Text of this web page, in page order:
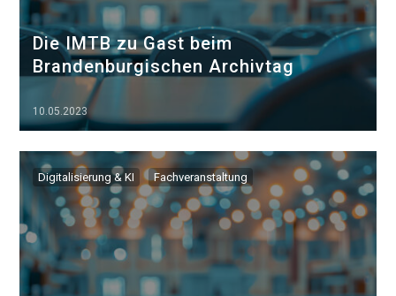
Die IMTB zu Gast beim
Brandenburgischen Archivtag
10.05.2023
▷▷▷
Digitalisierung & KI Fachveranstaltung